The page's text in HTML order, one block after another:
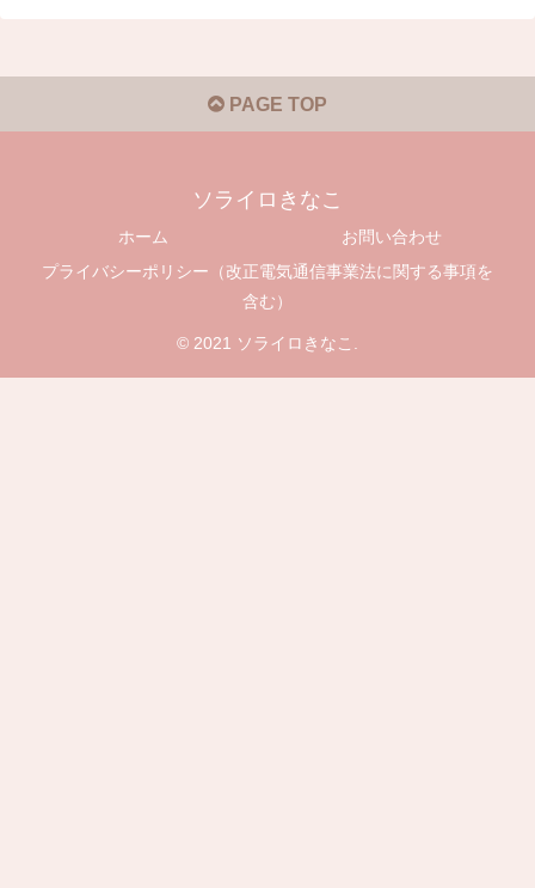
PAGE TOP
ソライロきなこ
ホーム
お問い合わせ
プライバシーポリシー（改正電気通信事業法に関する事項を
含む）
© 2021 ソライロきなこ.